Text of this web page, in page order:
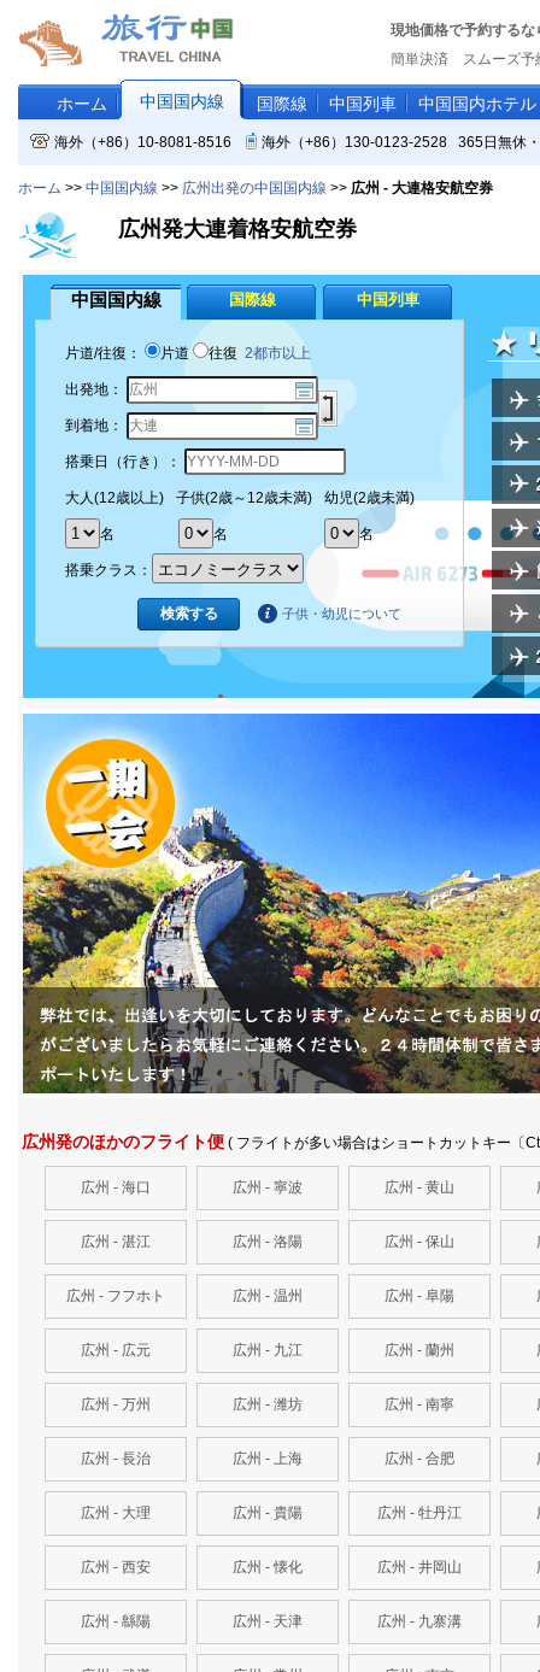
現地価格で予約するな
簡単決済 スムーズ予
ホーム 中国国内線 国際線 中国列車 中国国内ホテル
海外（+86）10-8081-8516 海外（+86）130-0123-2528 365日無休
ホーム >> 中国国内線 >> 広州出発の中国国内線 >> 広州 - 大連格安航空券
広州発大連着格安航空券
中国国内線 国際線 中国列車
片道/往復： 片道 往復 2都市以上
出発地：
到着地：
搭乗日（行き）：
大人(12歳以上) 子供(2歳～12歳未満) 幼児(2歳未満)
名 名 名
搭乗クラス：
子供・幼児について
広州発のほかのフライト便 ( フライトが多い場合はショートカットキー〔
広州 - 海口 広州 - 寧波 広州 - 黄山
広州 - 湛江 広州 - 洛陽 広州 - 保山
広州 - フフホト 広州 - 温州 広州 - 阜陽
広州 - 広元 広州 - 九江 広州 - 蘭州
広州 - 万州 広州 - 潍坊 広州 - 南寧
広州 - 長治 広州 - 上海 広州 - 合肥
広州 - 大理 広州 - 貴陽 広州 - 牡丹江
広州 - 西安 広州 - 懐化 広州 - 井岡山
広州 - 緜陽 広州 - 天津 広州 - 九寨溝